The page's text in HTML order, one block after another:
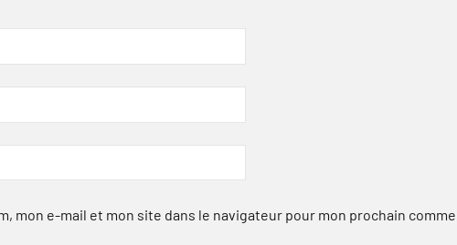
mon e-mail et mon site dans le navigateur pour mon prochain